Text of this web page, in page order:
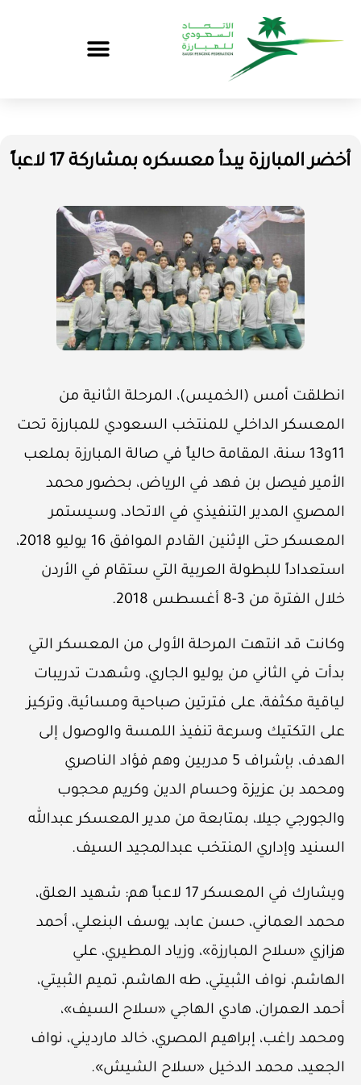
أخضر المبارزة يبدأ معسكره بمشاركة 17 لاعباً
انطلقت أمس (الخميس)، المرحلة الثانية من
المعسكر الداخلي للمنتخب السعودي للمبارزة تحت
11و13 سنة، المقامة حالياً في صالة المبارزة بملعب
الأمير فيصل بن فهد في الرياض، بحضور محمد
المصري المدير التنفيذي في الاتحاد، وسيستمر
المعسكر حتى الإثنين القادم الموافق 16 يوليو 2018،
استعداداً للبطولة العربية التي ستقام في الأردن
خلال الفترة من 3-8 أغسطس 2018.
وكانت قد انتهت المرحلة الأولى من المعسكر التي
بدأت في الثاني من يوليو الجاري، وشهدت تدريبات
لياقية مكثفة، على فترتين صباحية ومسائية، وتركيز
على التكتيك وسرعة تنفيذ اللمسة والوصول إلى
الهدف، بإشراف 5 مدربين وهم فؤاد الناصري
ومحمد بن عزيزة وحسام الدين وكريم محجوب
والجورجي جيلا، بمتابعة من مدير المعسكر عبدالله
السنيد وإداري المنتخب عبدالمجيد السيف.
ويشارك في المعسكر 17 لاعباً هم: شهيد العلق،
محمد العماني، حسن عابد، يوسف البنعلي، أحمد
هزازي «سلاح المبارزة»، وزياد المطيري، علي
الهاشم، نواف الثبيتي، طه الهاشم، تميم الثبيتي،
أحمد العمران، هادي الهاجي «سلاح السيف»،
ومحمد راغب، إبراهيم المصري، خالد مارديني، نواف
الجعيد، محمد الدخيل «سلاح الشيش».